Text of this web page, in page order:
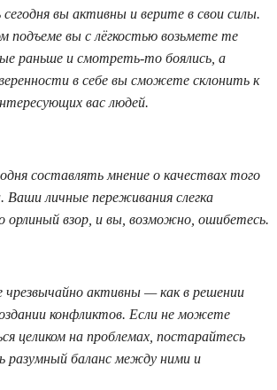
вы активны и верите в свои силы.
подъеме вы с лёгкостью возьмете те
раньше и смотреть-то боялись, а
в себе вы сможете склонить к
вас людей.
составлять мнение о качествах того
Ваши личные переживания слегка
орлиный взор, и вы, возможно, ошибетесь.
чрезвычайно активны — как в решении
конфликтов. Если не можете
целиком на проблемах, постарайтесь
разумный баланс между ними и